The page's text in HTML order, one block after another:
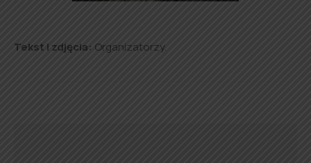
Tekst i zdjęcia: Organizatorzy.